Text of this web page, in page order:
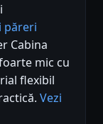
păreri
Cabina
mic cu
flexibil
Vezi